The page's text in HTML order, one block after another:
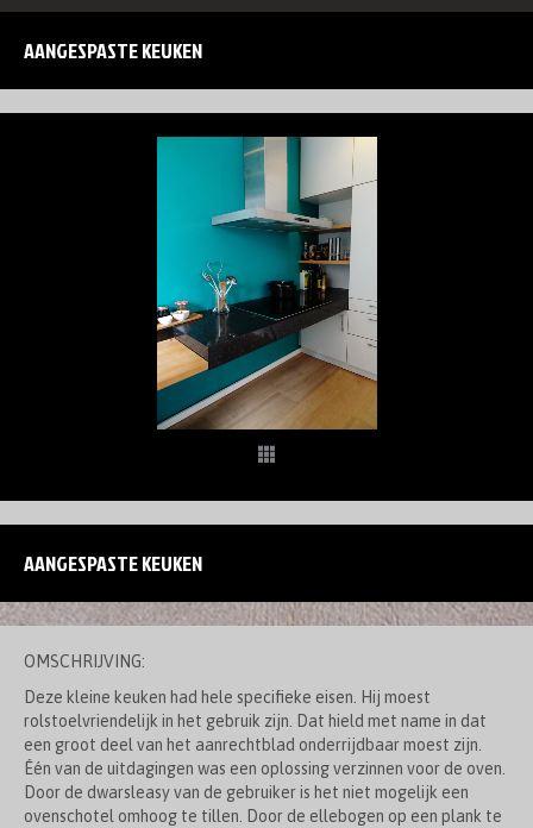
AANGESPASTE KEUKEN
AANGESPASTE KEUKEN
OMSCHRIJVING:
Deze kleine keuken had hele specifieke eisen. Hij moest
rolstoelvriendelijk in het gebruik zijn. Dat hield met name in dat
een groot deel van het aanrechtblad onderrijdbaar moest zijn.
Één van de uitdagingen was een oplossing verzinnen voor de oven.
Door de dwarsleasy van de gebruiker is het niet mogelijk een
ovenschotel omhoog te tillen. Door de ellebogen op een plank te